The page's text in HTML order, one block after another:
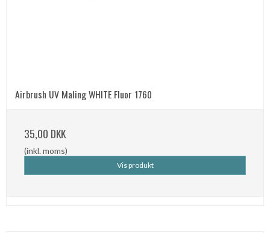
Airbrush UV Maling WHITE Fluor 1760
35,00 DKK
(inkl. moms)
Vis produkt